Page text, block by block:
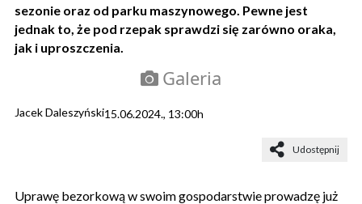
sezonie oraz od parku maszynowego. Pewne jest
jednak to, że pod rzepak sprawdzi się zarówno oraka,
jak i uproszczenia.
Galeria
Jacek Daleszyński15.06.2024., 13:00h
Udostępnij
Uprawę bezorkową w swoim gospodarstwie prowadzę już